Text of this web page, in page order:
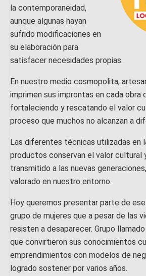
la contemporaneidad,
aunque algunas hayan
sufrido modificaciones en
su elaboración para
satisfacer necesidades propias.
En nuestro medio cosmopolita,
imprimen sus improntas en cada obra
fortaleciendo y rescatando el valor
proceso que muchos no alcanzan a
Las diferentes técnicas utilizadas en
productos conservan el valor cultural
transmitido a las nuevas
valorado en nuestro entorno.
Hoy queremos presentar parte de
grupo de mujeres que a pesar de las
resisten a desaparecer. Grupo
que convirtieron sus conocimientos
emprendimientos con modelos de
logrado sostener por varios años.